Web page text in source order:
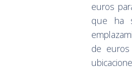
euros
que ha
de